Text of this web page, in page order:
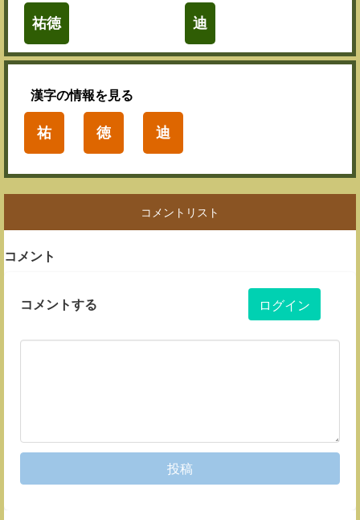
祐徳 迪
漢字の情報を見る
祐 徳 迪
コメントリスト
コメント
コメントする ログイン
投稿